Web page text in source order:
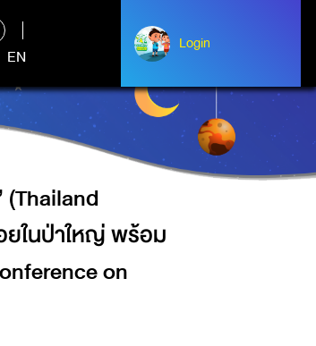
EN
Login
Login
YOUTH FORUM 2019,)
INTERNATIONAL
ยในป่าใหญ่ พร้อม
on